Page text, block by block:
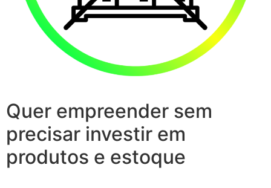
Quer empreender sem
precisar investir em
produtos e estoque